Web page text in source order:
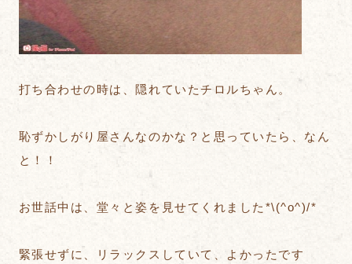
打ち合わせの時は、隠れていたチロルちゃん。
恥ずかしがり屋さんなのかな？と思っていたら、なん
と！！
お世話中は、堂々と姿を見せてくれました*\(^o^)/*
緊張せずに、リラックスしていて、よかったです